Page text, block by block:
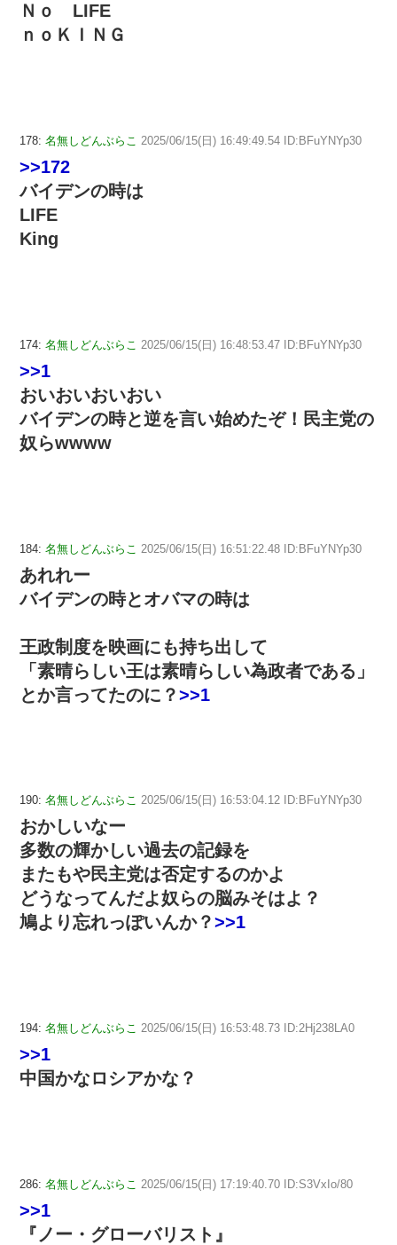
Ｎｏ LIFE
ｎｏＫＩＮＧ
178: 名無しどんぶらこ 2025/06/15(日) 16:49:49.54 ID:BFuYNYp30
>>172
バイデンの時は
LIFE
King
174: 名無しどんぶらこ 2025/06/15(日) 16:48:53.47 ID:BFuYNYp30
>>1
おいおいおいおい
バイデンの時と逆を言い始めたぞ！民主党の
奴らwwww
184: 名無しどんぶらこ 2025/06/15(日) 16:51:22.48 ID:BFuYNYp30
あれれー
バイデンの時とオバマの時は
王政制度を映画にも持ち出して
「素晴らしい王は素晴らしい為政者である」
とか言ってたのに？>>1
190: 名無しどんぶらこ 2025/06/15(日) 16:53:04.12 ID:BFuYNYp30
おかしいなー
多数の輝かしい過去の記録を
またもや民主党は否定するのかよ
どうなってんだよ奴らの脳みそはよ？
鳩より忘れっぽいんか？>>1
194: 名無しどんぶらこ 2025/06/15(日) 16:53:48.73 ID:2Hj238LA0
>>1
中国かなロシアかな？
286: 名無しどんぶらこ 2025/06/15(日) 17:19:40.70 ID:S3VxIo/80
>>1
『ノー・グローバリスト』